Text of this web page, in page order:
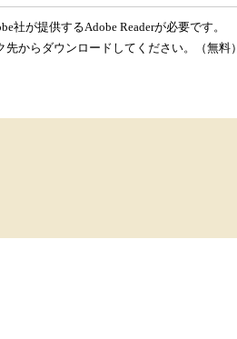
社が提供するAdobe Readerが必要です。
からダウンロードしてください。（無料）